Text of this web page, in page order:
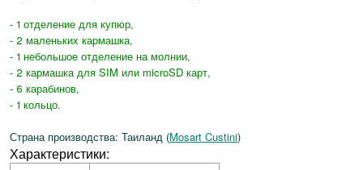
- 1 отделение для купюр,
- 2 маленьких кармашка,
- 1 небольшое отделение на молнии,
- 2 кармашка для SIM или microSD карт,
- 6 карабинов,
- 1 кольцо.
Страна производства: Таиланд (Mosart Custini)
Характеристики: